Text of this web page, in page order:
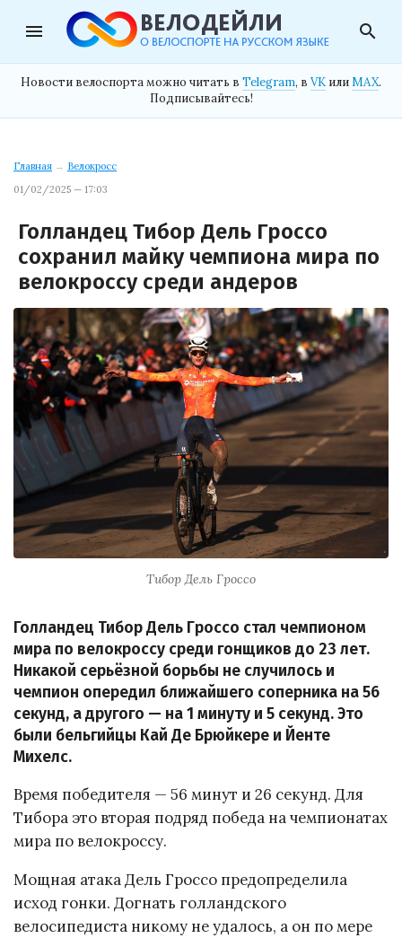
menu search
Новости велоспорта можно читать в Telegram, в VK илиMAX.
Подписывайтесь!
Главная → Велокросс
01/02/2025 — 17:03
Голландец Тибор Дель Гроссо
сохранил майку чемпиона мира по
велокроссу среди андеров
Тибор Дель Гроссо
Голландец Тибор Дель Гроссо стал чемпионом
мира по велокроссу среди гонщиков до 23 лет.
Никакой серьёзной борьбы не случилось и
чемпион опередил ближайшего соперника на 56
секунд, а другого — на 1 минуту и 5 секунд. Это
были бельгийцы Кай Де Брюйкере и Йенте
Михелс.
Время победителя — 56 минут и 26 секунд. Для
Тибора это вторая подряд победа на чемпионатах
мира по велокроссу.
Мощная атака Дель Гроссо предопределила
исход гонки. Догнать голландского
велосипедиста никому не удалось, а он по мере